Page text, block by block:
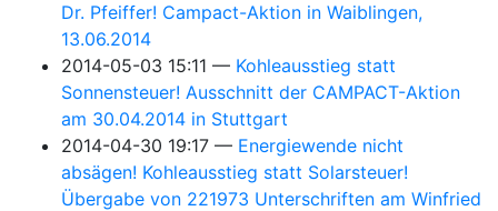
Dr. Pfeiffer! Campact-Aktion in Waiblingen,
13.06.2014
2014-05-03 15:11
Kohleausstieg statt
Sonnensteuer! Ausschnitt der CAMPACT-Aktion
am 30.04.2014 in Stuttgart
2014-04-30 19:17
Energiewende nicht
absägen! Kohleausstieg statt Solarsteuer!
Übergabe von 221973 Unterschriften am Winfried